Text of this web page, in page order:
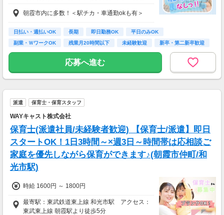
7：00～19：00で1日4ｈ～、週3～5日(週20h
以上)
★シフト例：9-18時、7-11時、8-12時、9-16時
など
間など相談OK！
★短期2ヶ月～長期歓迎！
朝霞市内に多数！＜駅チカ・車通勤okも有＞
日払い・週払いOK 長期 即日勤務OK
平日のみOK
副業・ＷワークOK
残業月20時間以下 未経験歓迎
新卒・第二新卒歓迎
フリーター歓迎
応募へ進む
派遣 保育士・保育スタッフ
WAYキャスト株式会社
保育士(派遣社員/未経験者歓迎) 【保育士/派遣】即日
スタートOK！1日3時間～×週3日～時間帯は応相談ご
家庭を優先しながら保育ができます♪(朝霞市仲町/和
光市駅)
時給 1600円 ～ 1800円
最寄駅：東武鉄道東上線 和光市駅 アクセス：
東武東上線 朝霞駅より徒歩5分